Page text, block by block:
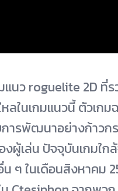
แนว roguelite 2D ที่
ลในเกมแนวนี้ ตัวเก
ารพัฒนาอย่างก้าวก
เล่น ปัจจุบันเกมใก
ๆ ในเดือนสิงหาคม